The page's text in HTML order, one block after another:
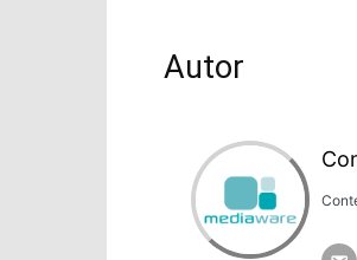
Autor